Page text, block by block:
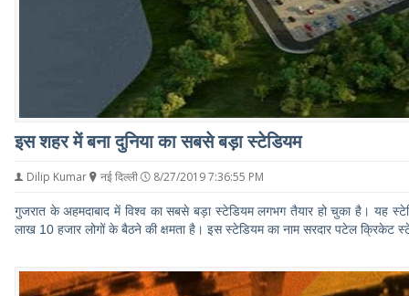
इस शहर में बना दुनिया का सबसे बड़ा स्टेडियम
Dilip Kumar नई दिल्ली 8/27/2019 7:36:55 PM
गुजरात के अहमदाबाद में विश्व का सबसे बड़ा स्टेडियम लगभग तैयार हो चुका है। यह
लाख 10 हजार लोगों के बैठने की क्षमता है। इस स्टेडियम का नाम सरदार पटेल क्रिकेट